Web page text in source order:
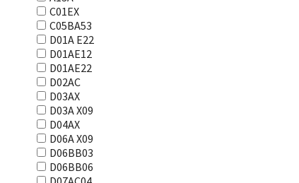
C01EX
C05BA53
D01A E22
D01AE12
D01AE22
D02AC
D03AX
D03A X09
D04AX
D06A X09
D06BB03
D06BB06